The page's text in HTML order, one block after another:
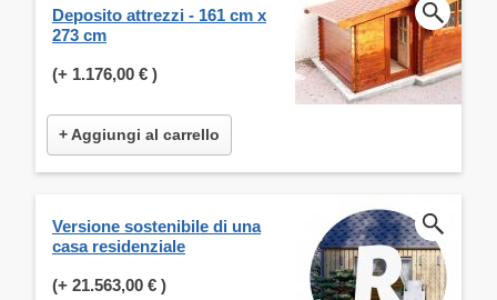
Deposito attrezzi - 161 cm x
273 cm
(+ 1.176,00 € )
+ Aggiungi al carrello
Versione sostenibile di una
casa residenziale
(+ 21.563,00 € )